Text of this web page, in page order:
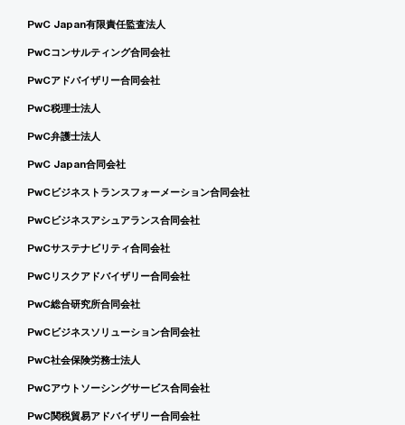
PwC Japan有限責任監査法人
PwCコンサルティング合同会社
PwCアドバイザリー合同会社
PwC税理士法人
PwC弁護士法人
PwC Japan合同会社
PwCビジネストランスフォーメーション合同会社
PwCビジネスアシュアランス合同会社
PwCサステナビリティ合同会社
PwCリスクアドバイザリー合同会社
PwC総合研究所合同会社
PwCビジネスソリューション合同会社
PwC社会保険労務士法人
PwCアウトソーシングサービス合同会社
PwC関税貿易アドバイザリー合同会社